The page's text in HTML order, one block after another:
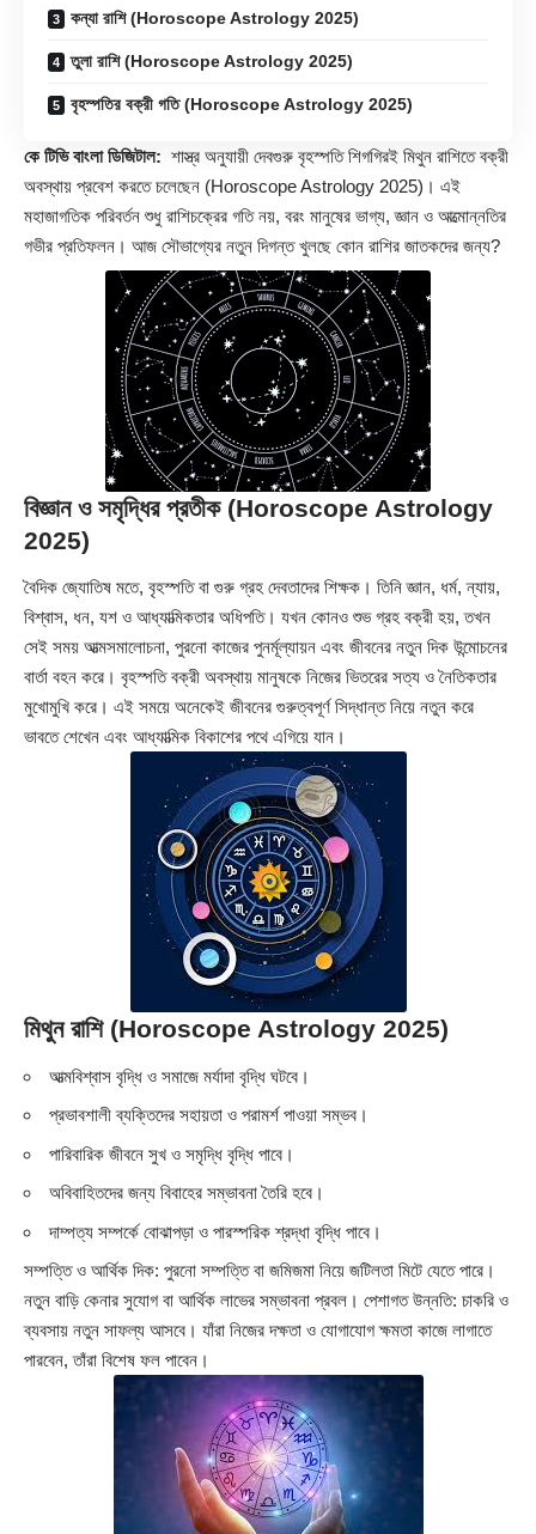
কন্যা রাশি (Horoscope Astrology 2025)
তুলা রাশি (Horoscope Astrology 2025)
বৃহস্পতির বক্রী গতি (Horoscope Astrology 2025)
কে টিভি বাংলা ডিজিটাল: শাস্ত্র অনুযায়ী দেবগুরু বৃহস্পতি শিগগিরই মিথুন রাশিতে বক্রী
অবস্থায় প্রবেশ করতে চলেছেন (Horoscope Astrology 2025)। এই
মহাজাগতিক পরিবর্তন শুধু রাশিচক্রের গতি নয়, বরং মানুষের ভাগ্য, জ্ঞান ও আত্মোন্নতির
গভীর প্রতিফলন। আজ সৌভাগ্যের নতুন দিগন্ত খুলছে কোন রাশির জাতকদের জন্য?
বিজ্ঞান ও সমৃদ্ধির প্রতীক (Horoscope Astrology
2025)
বৈদিক জ্যোতিষ মতে, বৃহস্পতি বা গুরু গ্রহ দেবতাদের শিক্ষক। তিনি জ্ঞান, ধর্ম, ন্যায়,
বিশ্বাস, ধন, যশ ও আধ্যাত্মিকতার অধিপতি। যখন কোনও শুভ গ্রহ বক্রী হয়, তখন
সেই সময় আত্মসমালোচনা, পুরনো কাজের পুনর্মূল্যায়ন এবং জীবনের নতুন দিক উন্মোচনের
বার্তা বহন করে। বৃহস্পতি বক্রী অবস্থায় মানুষকে নিজের ভিতরের সত্য ও নৈতিকতার
মুখোমুখি করে। এই সময়ে অনেকেই জীবনের গুরুত্বপূর্ণ সিদ্ধান্ত নিয়ে নতুন করে
ভাবতে শেখেন এবং আধ্যাত্মিক বিকাশের পথে এগিয়ে যান।
মিথুন রাশি (Horoscope Astrology 2025)
আত্মবিশ্বাস বৃদ্ধি ও সমাজে মর্যাদা বৃদ্ধি ঘটবে।
প্রভাবশালী ব্যক্তিদের সহায়তা ও পরামর্শ পাওয়া সম্ভব।
পারিবারিক জীবনে সুখ ও সমৃদ্ধি বৃদ্ধি পাবে।
অবিবাহিতদের জন্য বিবাহের সম্ভাবনা তৈরি হবে।
দাম্পত্য সম্পর্কে বোঝাপড়া ও পারস্পরিক শ্রদ্ধা বৃদ্ধি পাবে।
সম্পত্তি ও আর্থিক দিক: পুরনো সম্পত্তি বা জমিজমা নিয়ে জটিলতা মিটে যেতে পারে।
নতুন বাড়ি কেনার সুযোগ বা আর্থিক লাভের সম্ভাবনা প্রবল। পেশাগত উন্নতি: চাকরি ও
ব্যবসায় নতুন সাফল্য আসবে। যাঁরা নিজের দক্ষতা ও যোগাযোগ ক্ষমতা কাজে লাগাতে
পারবেন, তাঁরা বিশেষ ফল পাবেন।